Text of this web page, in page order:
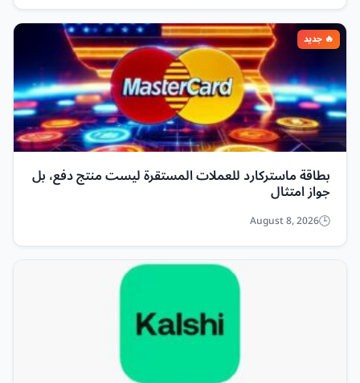
بطاقة ماستركارد للعملات المستقرة ليست منتج دفع، بل
جواز امتثال
August 8, 2026